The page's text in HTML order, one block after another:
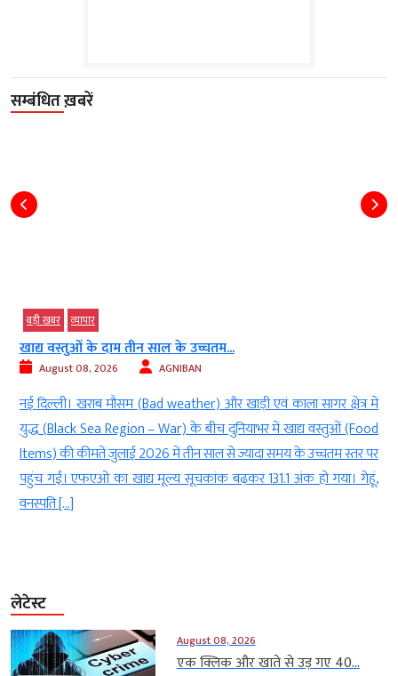
सम्बंधित ख़बरें
टेक्‍नोलॉजी बड़ी खबर
भारत ने फ्रांस के छठी पीढ़ी के लड़ाकू...
August 08, 2026 AGNIBAN
नई दिल्ली। रक्षा मंत्रालय (Ministry of Defence) ने फ्रांस सरकार (France
Government) की अगुवाई वाले फ्यूचर कॉम्बैट एयर सिस्टम (Future
Combat Air System- FCAS) के तहत विकसित किए जा रहे छठी पीढ़ी के
लड़ाकू विमान कार्यक्रम से जुड़ने के लिए प्रयास शुरू कर दिए हैं। संसद की रक्षा
मामलों की स्थायी समिति ने मंत्रालय से […]
लेटेस्ट
August 08, 2026
एक क्लिक और खाते से उड़ गए 40...